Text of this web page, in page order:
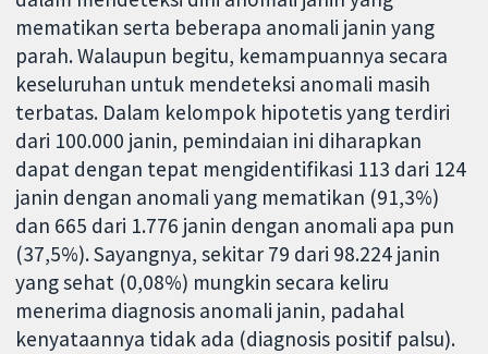
mematikan serta beberapa anomali janin yang
parah. Walaupun begitu, kemampuannya secara
keseluruhan untuk mendeteksi anomali masih
terbatas. Dalam kelompok hipotetis yang terdiri
dari 100.000 janin, pemindaian ini diharapkan
dapat dengan tepat mengidentifikasi 113 dari 124
janin dengan anomali yang mematikan (91,3%)
dan 665 dari 1.776 janin dengan anomali apa pun
(37,5%). Sayangnya, sekitar 79 dari 98.224 janin
yang sehat (0,08%) mungkin secara keliru
menerima diagnosis anomali janin, padahal
kenyataannya tidak ada (diagnosis positif palsu).